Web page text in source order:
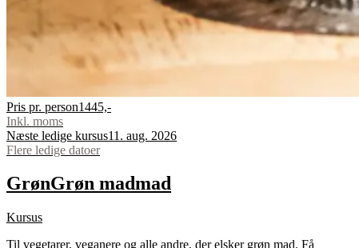
Pris pr. person1445,-
Inkl. moms
Næste ledige kursus11. aug. 2026
Flere ledige datoer
GrønGrøn madmad
Kursus
Til vegetarer, veganere og alle andre, der elsker grøn mad. Få